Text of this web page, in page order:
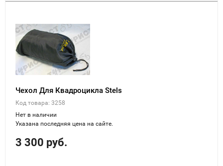
Чехол Для Квадроцикла Stels
Код товара: 3258
Нет в наличии
Указана последняя цена на сайте.
3 300 руб.